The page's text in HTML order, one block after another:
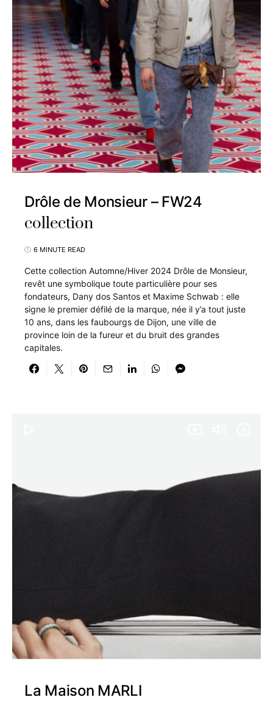
Drôle de Monsieur – FW24
collection
6 MINUTE READ
Cette collection Automne/Hiver 2024 Drôle de Monsieur,
revêt une symbolique toute particulière pour ses
fondateurs, Dany dos Santos et Maxime Schwab : elle
signe le premier défilé de la marque, née il y’a tout juste
10 ans, dans les faubourgs de Dijon, une ville de
province loin de la fureur et du bruit des grandes
capitales.
La Maison MARLI